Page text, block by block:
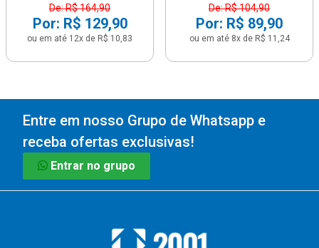
De: R$ 164,90
Por: R$ 129,90
ou em até 12x de R$ 10,83
De: R$ 104,90
Por: R$ 89,90
ou em até 8x de R$ 11,24
Entre em nosso Grupo de Whatsapp e
receba ofertas exclusivas!
Entrar no grupo